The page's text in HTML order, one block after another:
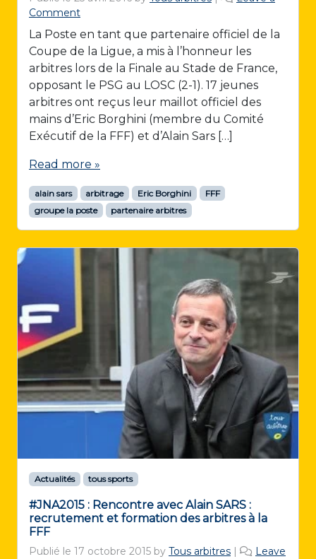
Comment
La Poste en tant que partenaire officiel de la
Coupe de la Ligue, a mis à l’honneur les
arbitres lors de la Finale au Stade de France,
opposant le PSG au LOSC (2-1). 17 jeunes
arbitres ont reçus leur maillot officiel des
mains d’Eric Borghini (membre du Comité
Exécutif de la FFF) et d’Alain Sars […]
Read more »
alain sars arbitrage Eric Borghini
FFF
groupe la poste
partenaire arbitres
Actualités tous sports
#JNA2015 : Rencontre avec Alain SARS :
recrutement et formation des arbitres à la
FFF
Publié le 17 octobre 2015 by Tous arbitres |
Leave